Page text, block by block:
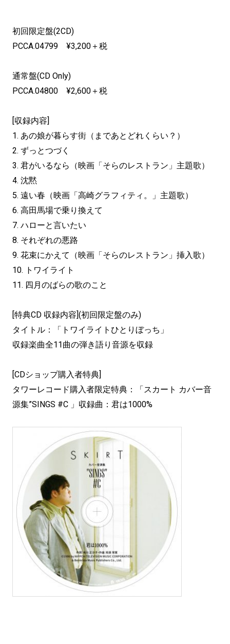
初回限定盤(2CD)
PCCA.04799 ¥3,200＋税
通常盤(CD Only)
PCCA.04800 ¥2,600＋税
[収録内容]
1. あの娘が暮らす街（まであとどれくらい？）
2. ずっとつづく
3. 君がいるなら（映画「そらのレストラン」主題歌）
4. 沈黙
5. 遠い春（映画「高崎グラフィティ。」主題歌）
6. 高田馬場で乗り換えて
7. ハローと言いたい
8. それぞれの悪路
9. 花束にかえて（映画「そらのレストラン」挿入歌）
10. トワイライト
11. 四月のばらの歌のこと
[特典CD 収録内容](初回限定盤のみ)
タイトル：「トワイライトひとりぼっち」
収録楽曲全11曲の弾き語り音源を収録
[CDショップ購入者特典]
タワーレコード購入者限定特典：「スカート カバー音
源集”SINGS #C 」収録曲：君は1000%